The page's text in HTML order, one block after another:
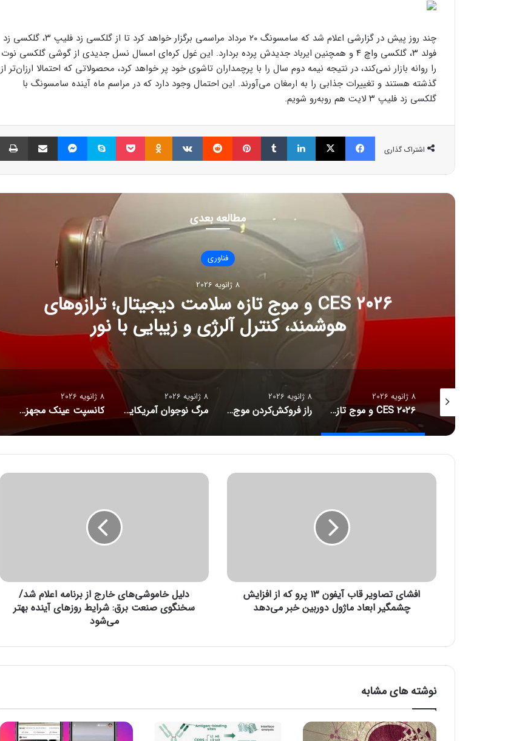
چند روز پیش در گزارشی اعلام شد که سامسونگ ۲۰ مرداد مراسمی برگزار خواهد کرد تا از گلکسی زد فلیپ ۳، گلکسی زد
فولد ۳، گلکسی واچ ۴ و همچنین ایرباد جدیدش پرده بردارد. این غول کره‌ای امسال نسل جدیدی از گوشی گلکسی نوت
را روانه بازار نمی‌کند، در نتیجه نیمه دوم سال را با پرچمداران تاشوی خود پر خواهد کرد، محصولاتی که احتمالا ارزان‌تر از
گذشته هستند و تغییرات جذابی را به ارمغان می‌آورند. این احتمال وجود دارد که در مراسم ماه آینده سامسونگ با
گلکسی زد فلیپ ۳ لایت هم روبه‌رو شویم.
اشتراک گذاری
فیسبوک ایکس لینکداین تامبلر پینتریست Reddit
VKontakte
Odnoklassniki پاکت اسکایپ مسنجر اشتراک گذاری با ایمیل
مطالعه بعدی
فناوری
8 ژانویه 2026
CES ۲۰۲۶ و موج تازه سلامت دیجیتال؛ ترازوهای
هوشمند، کنترل آلرژی و زیبایی با نور
8 ژانویه 2026
CES ۲۰۲۶ و موج تازه سلامت دیجیتال؛ ترازوهای هوشمند، کنترل آلرژی و زیبایی با نور
8 ژانویه 2026
راز فروکش‌کردن موج DeepSeek در بازار هوش مصنوعی
8 ژانویه 2026
مرگ نوجوان آمریکایی پس از دریافت توصیه‌های خطرناک از ChatGPT
8 ژانویه 2026
کانسپت عینک مجهز به هوش مصنوعی رونمایی شد
ا
و
ب
و
ن
۳
افشای تصاویر قاب آیفون ۱۳ پرو که از افزایش
چشمگیر ابعاد ماژول دوربین خبر می‌دهد
د
ش
خ
ز
ر
دلیل خاموشی‌های خارج از برنامه اعلام شد/
سخنگوی صنعت برق: شرایط روزهای آینده بهتر
می‌شود
نوشته های مشابه